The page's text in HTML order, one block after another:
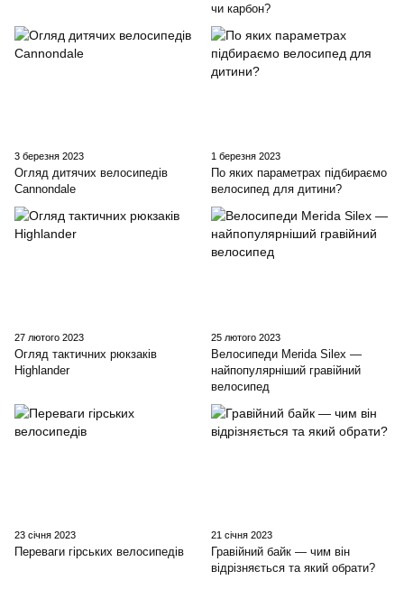
чи карбон?
3 березня 2023
Огляд дитячих велосипедів
Cannondale
1 березня 2023
По яких параметрах підбираємо
велосипед для дитини?
27 лютого 2023
Огляд тактичних рюкзаків
Highlander
25 лютого 2023
Велосипеди Merida Silex —
найпопулярніший гравійний
велосипед
23 січня 2023
Переваги гірських велосипедів
21 січня 2023
Гравійний байк — чим він
відрізняється та який обрати?